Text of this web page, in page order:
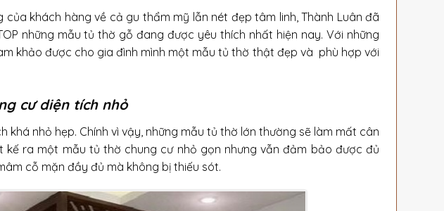
khách hàng về cả gu thẩm mỹ lẫn nét đẹp tâm linh, Thành Luân đã
những mẫu tủ thờ gỗ đang được yêu thích nhất hiện nay. Với những
khảo được cho gia đình mình một mẫu tủ thờ thật đẹp và phù hợp với
cư diện tích nhỏ
khá nhỏ hẹp. Chính vì vậy, những mẫu tủ thờ lớn thường sẽ làm mất cân
kế ra một mẫu tủ thờ chung cư nhỏ gọn nhưng vẫn đảm bảo được đủ
cỗ mặn đầy đủ mà không bị thiếu sót.